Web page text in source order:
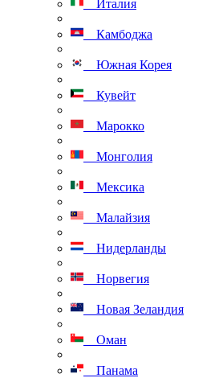
Италия
Камбоджа
Южная Корея
Кувейт
Марокко
Монголия
Мексика
Малайзия
Нидерланды
Норвегия
Новая Зеландия
Оман
Панама